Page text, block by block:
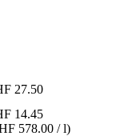
27.50
14.45
578.00 / l)